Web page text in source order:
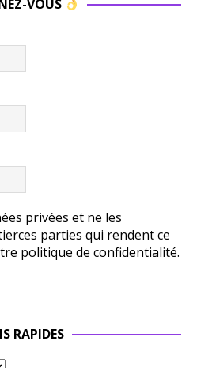
VOUS
privées et ne les
parties qui rendent ce
politique de confidentialité.
RAPIDES